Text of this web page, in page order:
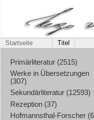
Startseite Titel
Primärliteratur (2515)
Werke in Übersetzungen
(307)
Sekundärliteratur (12593)
Rezeption (37)
Hofmannsthal-Forscher